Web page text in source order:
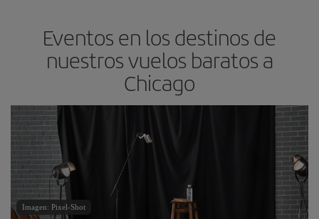
Eventos en los destinos de
nuestros vuelos baratos a
Chicago
Imagen: Pixel-Shot